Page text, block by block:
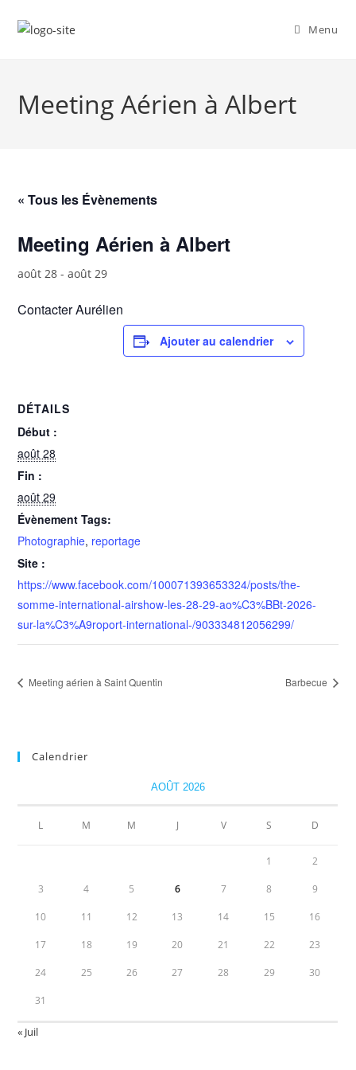
Menu
Meeting Aérien à Albert
« Tous les Évènements
Meeting Aérien à Albert
août 28 -août 29
Contacter Aurélien
Ajouter au calendrier
DÉTAILS
Début :
août 28
Fin :
août 29
Évènement Tags:
Photographie, reportage
Site :
https://www.facebook.com/100071393653324/posts/the-
somme-international-airshow-les-28-29-ao%C3%BBt-2026-
sur-la%C3%A9roport-international-/903334812056299/
Meeting aérien à Saint Quentin Barbecue
Calendrier
AOÛT 2026
L M M J V S D
1 2
3 4 5 6 7 8 9
10 11 12 13 14 15 16
17 18 19 20 21 22 23
24 25 26 27 28 29 30
31
« Juil